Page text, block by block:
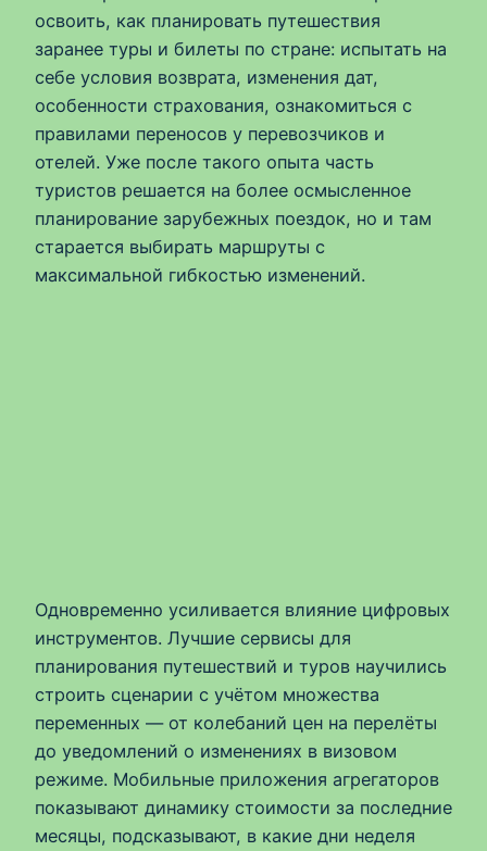
освоить, как планировать путешествия
заранее туры и билеты по стране: испытать на
себе условия возврата, изменения дат,
особенности страхования, ознакомиться с
правилами переносов у перевозчиков и
отелей. Уже после такого опыта часть
туристов решается на более осмысленное
планирование зарубежных поездок, но и там
старается выбирать маршруты с
максимальной гибкостью изменений.
Одновременно усиливается влияние цифровых
инструментов. Лучшие сервисы для
планирования путешествий и туров научились
строить сценарии с учётом множества
переменных — от колебаний цен на перелёты
до уведомлений о изменениях в визовом
режиме. Мобильные приложения агрегаторов
показывают динамику стоимости за последние
месяцы, подсказывают, в какие дни неделя